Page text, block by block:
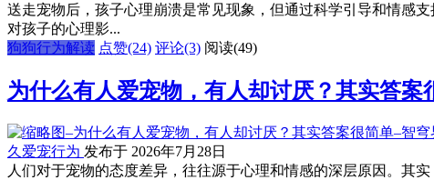
送走宠物后，孩子心理崩溃是常见现象，但通过科学引导和情感
对孩子的心理影...
狗狗行为解读 点赞(24) 评论(3) 阅读(49)
为什么有人爱宠物，有人却讨厌？其实答案
久爱宠行为 发布于 2026年7月28日
人们对于宠物的态度差异，往往源于心理和情感的深层原因。其